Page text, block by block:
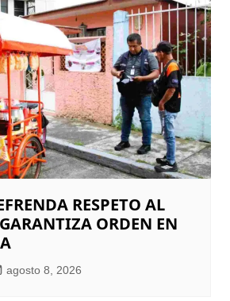
RESPETO AL
ORDEN EN
agosto 8, 2026